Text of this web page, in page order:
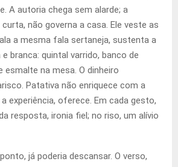
A autoria chega sem alarde; a
não governa a casa. Ele veste as
a mesma fala sertaneja, sustenta a
branca: quintal varrido, banco de
esmalte na mesa. O dinheiro
Patativa não enriquece com a
experiência, oferece. Em cada gesto,
resposta, ironia fiel; no riso, um alívio
já poderia descansar. O verso,